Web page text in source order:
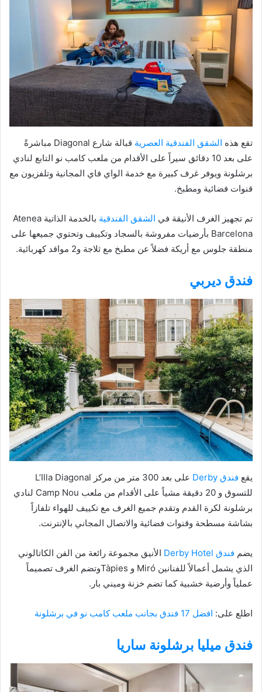
تقع هذه الشقق الفندقية العصرية
قبالة شارع Diagonal مباشرةً
على بعد 10 دقائق سيراً على الأقدام من ملعب كامب نو التابع لنادي
برشلونة ويوفر غرف كبيرة مع خدمة الواي فاي المجانية وتلفزيون مع
قنوات فضائية ومطبخ.
تم تجهيز الغرف الأنيقة في الشقق الفندقية
بالخدمة الذاتية Atenea
Barcelona بأرضيات مفروشة بالسجاد وتكييف وتحتوي جميعها على
منطقة جلوس مع أريكة فضلاً عن مطبخ مع ثلاجة و2 مواقد كهربائية.
فندق ديربي
يقع فندق Derby
على بعد 300 متر من مركز L’Illa Diagonal
للتسوق و 20 دقيقة مشياً على الأقدام من ملعب Camp Nou لنادي
برشلونة لكرة القدم وتقدم جميع الغرف مع تكييف للهواء تلفازاً
بشاشة مسطحة وقنوات فضائية والاتصال المجاني بالإنترنت.
يضم فندق Derby Hotel
الأنيق مجموعة رائعة من الفن الكاتالوني
الذي يشمل أعمالاً للفنانين Miró و Tàpiesوتضم الغرف تصميماً
عملياً وأرضية خشبية كما تضم خزنة وميني بار.
اطلع على: افضل 17 فندق بجانب ملعب كامب نو في برشلونة
فندق ميليا برشلونة ساريا